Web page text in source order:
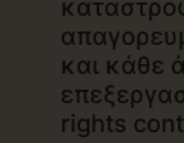
και κάθε
rights